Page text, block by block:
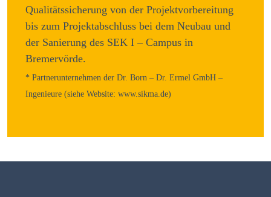
Qualitätssicherung von der Projektvorbereitung
bis zum Projektabschluss bei dem Neubau und
der Sanierung des SEK I – Campus in
Bremervörde.
* Partnerunternehmen der Dr. Born – Dr. Ermel GmbH –
Ingenieure (siehe Website: www.sikma.de)